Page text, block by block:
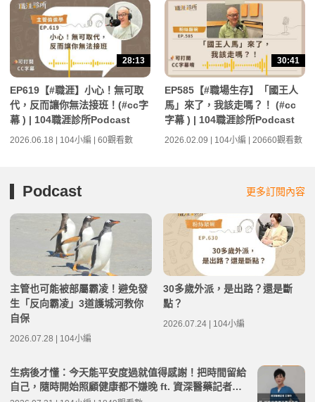
28:13
EP619【#職涯】小心！無可取
代，反而讓你無法接班！(#cc字
幕 ) | 104職涯診所Podcast
2026.06.18 | 104小編 | 60觀看數
30:41
EP585【#職場生存】「國王人
馬」來了，我該走嗎？！ (#cc
字幕 ) | 104職涯診所Podcast
2026.02.09 | 104小編 | 20660觀看數
Podcast 更多訂閱內容
主管也可能被部屬霸凌！避免發
生「反向霸凌」3道護城河教你
自保
2026.07.28 | 104小編
30多歲外派，是出路？還是斷
點？
2026.07.24 | 104小編
生病後才懂：今天能平安度過就值得感謝！把時間留給
自己，隨時開始照顧健康都不嫌晚 ft. 資深醫藥記者王